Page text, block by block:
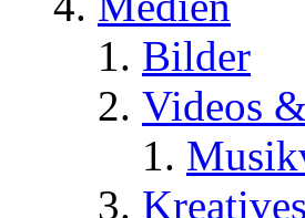
Bilder
Videos
Kreatives